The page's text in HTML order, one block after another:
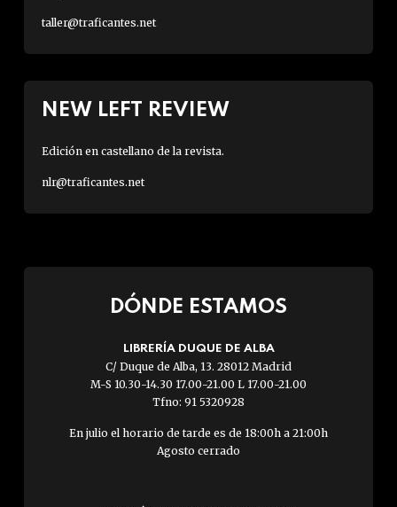
taller@traficantes.net
NEW LEFT REVIEW
Edición en castellano de la revista.
nlr@traficantes.net
DÓNDE ESTAMOS
LIBRERÍA DUQUE DE ALBA
C/ Duque de Alba, 13. 28012 Madrid
M-S 10.30-14.30 17.00-21.00 L 17.00-21.00
Tfno: 91 5320928
En julio el horario de tarde es de 18:00h a 21:00h
Agosto cerrado